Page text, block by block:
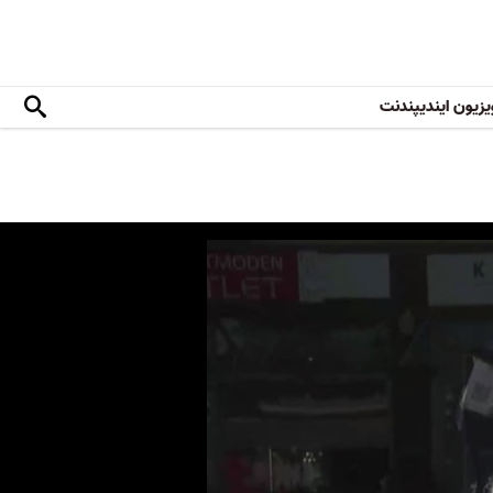
ایندیپندنت